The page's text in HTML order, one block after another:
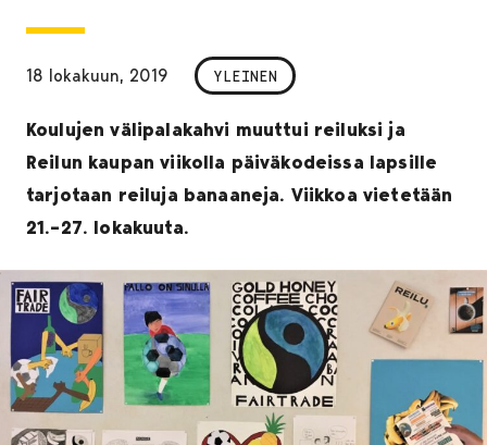
18 lokakuun, 2019 YLEINEN
Koulujen välipalakahvi muuttui reiluksi ja
Reilun kaupan viikolla päiväkodeissa lapsille
tarjotaan reiluja banaaneja. Viikkoa vietetään
21.–27. lokakuuta.